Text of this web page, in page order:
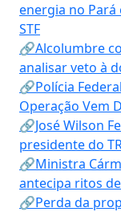
energia no
STF
🔗Alcolumbre
analisar veto à
🔗Polícia
Operação Vem
🔗José Wilson
presidente do
🔗Ministra
antecipa ritos
🔗Perda da